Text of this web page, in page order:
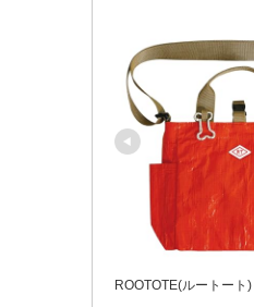
ROOTOTE(ルートート)